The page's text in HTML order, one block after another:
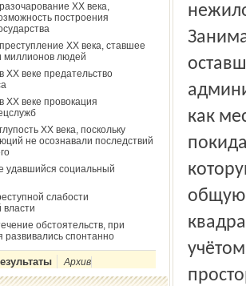
ХХ века,
построения
ХХ века, ставшее
миллионов людей
ХХ веке предательство
ХХ веке провокация
ХХ века, поскольку
не осознавали последствий
удавшийся социальный
слабости
власти
обстоятельств, при
развивались спонтанно
Архив
как
общую